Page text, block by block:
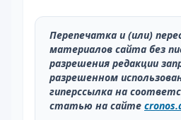
Перепечатка и (или)
материалов сайта без
разрешения редакции
разрешенном
гиперссылка на
статью на сайте